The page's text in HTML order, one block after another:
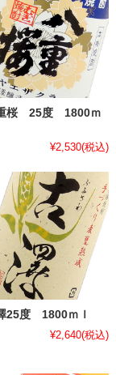
桜 25度 1800ｍ
¥2,530(税込)
25度 1800ｍｌ
¥2,640(税込)